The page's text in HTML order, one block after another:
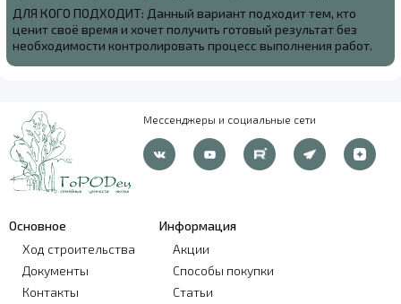
ДЛЯ КОГО ПОДХОДИТ: Данный вариант подходит тем, кто
ценит своё время и хочет получить готовый результат без
необходимости контролировать процесс выполнения работ.
Мессенджеры и социальные сети
Основное
Ход строительства
Документы
Контакты
Информация
Акции
Способы покупки
Статьи